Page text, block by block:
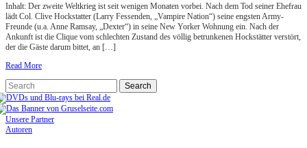
Inhalt: Der zweite Weltkrieg ist seit wenigen Monaten vorbei. Nach dem Tod seiner Ehefrau
lädt Col. Clive Hockstatter (Larry Fessenden, „Vampire Nation“) seine engsten Army-
Freunde (u.a. Anne Ramsay, „Dexter“) in seine New Yorker Wohnung ein. Nach der
Ankunft ist die Clique vom schlechten Zustand des völlig betrunkenen Hockstätter verstört,
der die Gäste darum bittet, an […]
Read More
Unsere Partner
Autoren